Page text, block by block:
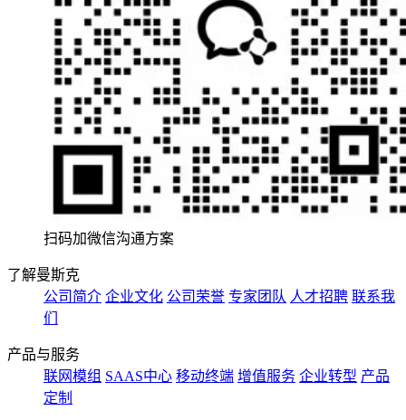
扫码加微信沟通方案
了解曼斯克
公司简介 企业文化 公司荣誉 专家团队 人才招聘 联系我
们
产品与服务
联网模组 SAAS中心 移动终端 增值服务 企业转型 产品
定制